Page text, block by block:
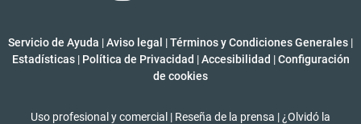
Servicio de Ayuda |Aviso legal |Términos y Condiciones Generales |
Estadísticas | Política de Privacidad | Accesibilidad | Configuración
de cookies
Uso profesional y comercial | Reseña de la prensa | ¿Olvidó la